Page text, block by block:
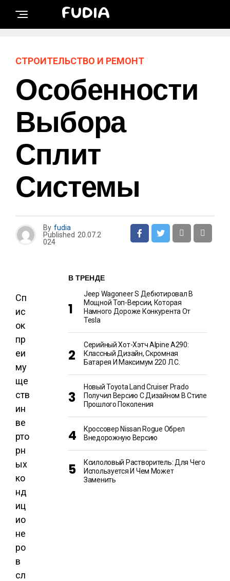
FUDIA
СТРОИТЕЛЬСТВО И РЕМОНТ
Особенности
Выбора
Сплит
Системы
By fudia
Published 20.07.2
024
Сп
ис
ок
пр
еи
му
ще
ств
ин
ве
рто
рн
ых
ко
нд
иц
ио
не
ро
в
сл
В ТРЕНДЕ
Jeep Wagoneer S Дебютировал В
Мощной Топ-Версии, Которая
Намного Дороже Конкурента От
Tesla
Серийный Хот-Хэтч Alpine A290:
Классный Дизайн, Скромная
Батарея И Максимум 220 Л.с.
Новый Toyota Land Cruiser Prado
Получил Версию С Дизайном В Стиле
Прошлого Поколения
Кроссовер Nissan Rogue Обрел
Внедорожную Версию
Ксилоловый Растворитель: Для Чего
Используется И Чем Может
Заменить